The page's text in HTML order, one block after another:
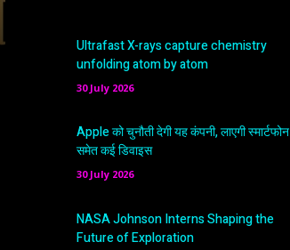
Ultrafast X-rays capture chemistry
unfolding atom by atom
30 July 2026
Apple को चुनौती देगी यह कंपनी, लाएगी स्मार्टफोन
समेत कई डिवाइस
30 July 2026
NASA Johnson Interns Shaping the
Future of Exploration